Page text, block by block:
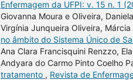
Enfermagem da UFPI: v. 15 n. 1
Giovanna Moura e Oliveira,
Virgínia Junqueira Oliveira,
no âmbito do Sistema Único de
Ana Clara Francisquini Renzzo,
Andyara do Carmo Pinto Coelho
tratamento , Revista de